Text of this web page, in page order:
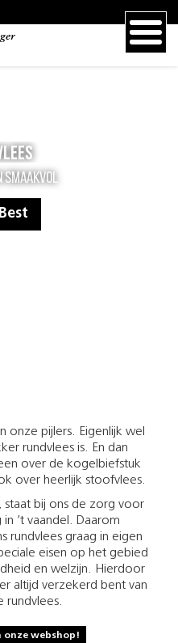
onze pijlers. Eigenlijk wel
rundvlees is. En dan
over de kogelbiefstuk
over heerlijk stoofvlees.
staat bij ons de zorg voor
’t vaandel. Daarom
rundvlees graag in eigen
eisen op het gebied
en welzijn. Hierdoor
altijd verzekerd bent van
rundvlees.
onze webshop!